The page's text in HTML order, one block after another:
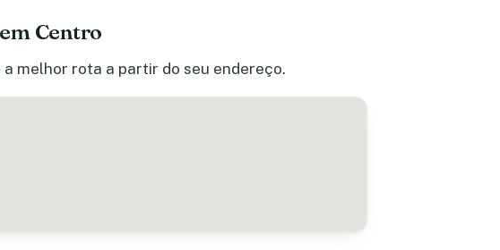
Centro
melhor rota a partir do seu endereço.